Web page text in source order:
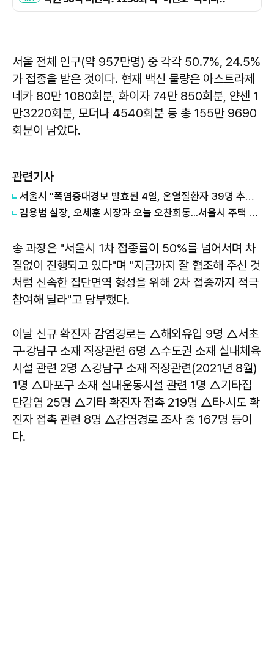
서울 전체 인구(약 957만명) 중 각각 50.7%, 24.5%
가 접종을 받은 것이다. 현재 백신 물량은 아스트라제
네카 80만 1080회분, 화이자 74만 850회분, 얀센 1
만3220회분, 모더나 4540회분 등 총 155만 9690
회분이 남았다.
관련기사
서울시 "폭염중대경보 발효된 4일, 온열질환자 39명 추가 발생"
김용범 실장, 오세훈 시장과 오늘 오찬회동...서울시 주택 공급 논의
송 과장은 "서울시 1차 접종률이 50%를 넘어서며 차
질없이 진행되고 있다"며 "지금까지 잘 협조해 주신 것
처럼 신속한 집단면역 형성을 위해 2차 접종까지 적극
참여해 달라"고 당부했다.
이날 신규 확진자 감염경로는 △해외유입 9명 △서초
구·강남구 소재 직장관련 6명 △수도권 소재 실내체육
시설 관련 2명 △강남구 소재 직장관련(2021년 8월)
1명 △마포구 소재 실내운동시설 관련 1명 △기타집
단감염 25명 △기타 확진자 접촉 219명 △타·시도 확
진자 접촉 관련 8명 △감염경로 조사 중 167명 등이
다.